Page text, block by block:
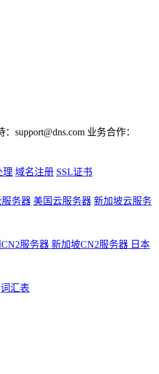
：support@dns.com 业务合作：
理 域名注册 SSL证书
服务器 美国云服务器 新加坡云服务
服务器 新加坡CN2服务器 日本
词汇表